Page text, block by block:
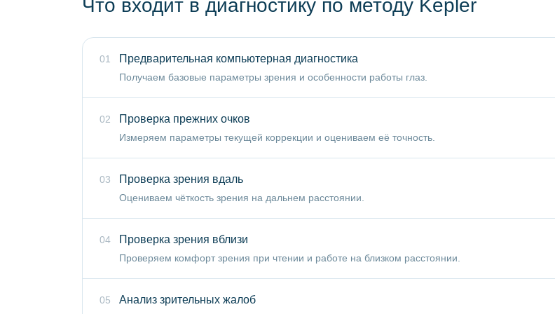
Что входит в диагностику по методу Kepler
01 Предварительная компьютерная диагностика
Получаем базовые параметры зрения и особенности работы глаз.
02 Проверка прежних очков
Измеряем параметры текущей коррекции и оцениваем её точность.
03 Проверка зрения вдаль
Оцениваем чёткость зрения на дальнем расстоянии.
04 Проверка зрения вблизи
Проверяем комфорт зрения при чтении и работе на близком расстоянии.
05 Анализ зрительных жалоб